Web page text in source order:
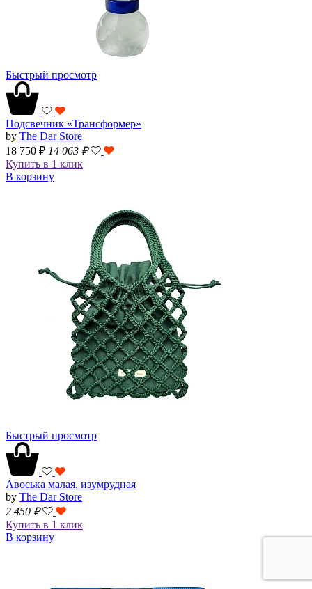
Быстрый просмотр
Подсвечник «Трансформер»
by The Dar Store
18 750 ₽ 14 063 ₽
Купить в 1 клик
В корзину
Быстрый просмотр
Авоська малая, изумрудная
by The Dar Store
2 450 ₽
Купить в 1 клик
В корзину